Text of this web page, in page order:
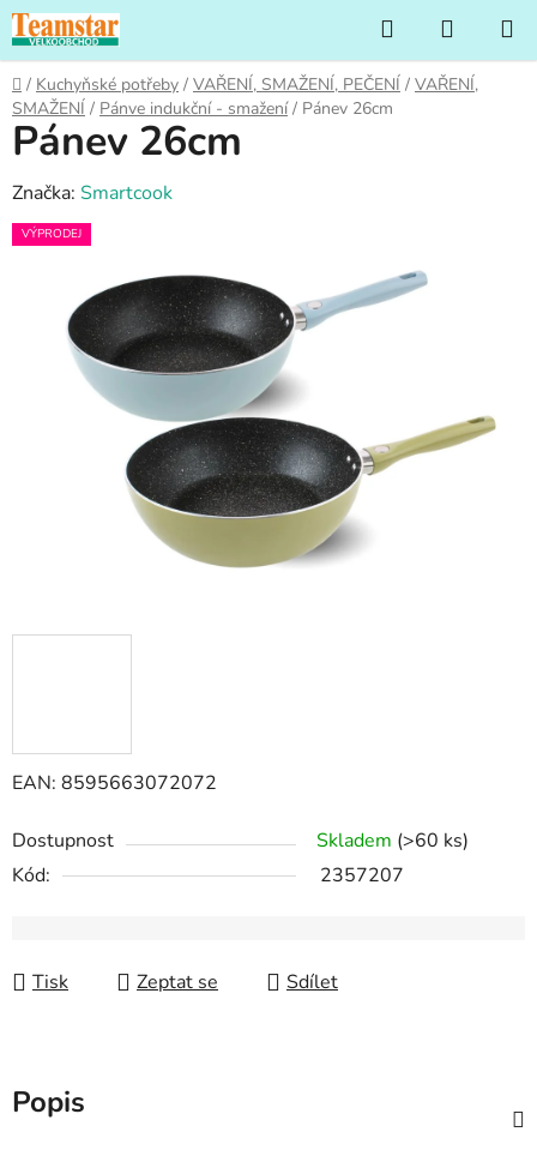
Přejít
na
obsah
Hledat
KOŠÍK
Domů
/ Kuchyňské potřeby / VAŘENÍ, SMAŽENÍ, PEČENÍ / VAŘENÍ,
SMAŽENÍ / Pánve indukční - smažení / Pánev 26cm
EAN: 8595663072072
Dostupnost Skladem (>60 ks)
Kód:
2357207
Tisk Zeptat se Sdílet
Pánev 26cm
Značka: Smartcook
VÝPRODEJ
Popis